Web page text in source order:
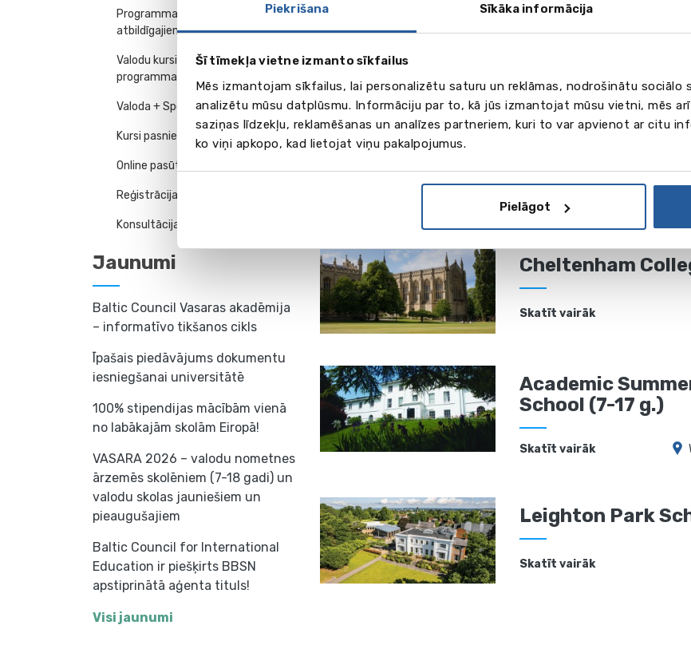
Piekrišana Sīkāka informācija
Šī tīmekļa vietne izmanto sīkfailus
Mēs izmantojam sīkfailus, lai personalizētu saturu un reklāmas, nodrošinātu sociālo
analizētu mūsu datplūsmu. Informāciju par to, kā jūs izmantojat mūsu vietni, mēs
saziņas līdzekļu, reklamēšanas un analīzes partneriem, kuri to var apvienot ar citu
ko viņi apkopo, kad lietojat viņu pakalpojumus.
Pielāgot
Programmas vadītājiem un
atbildīgajiem darbiniekiem
Valodu kursi - ģimenes
programmas
Valoda + Sports
Kursi pasniedzēja mājās
Online pasūtījums
Reģistrācija konsultācijai
Konsultācija 2026
Jaunumi
Baltic Council Vasaras akadēmija
– informatīvo tikšanos cikls
Īpašais piedāvājums dokumentu
iesniegšanai universitātē
100% stipendijas mācībām vienā
no labākajām skolām Eiropā!
VASARA 2026 – valodu nometnes
ārzemēs skolēniem (7-18 gadi) un
valodu skolas jauniešiem un
pieaugušajiem
Baltic Council for International
Education ir piešķirts BBSN
apstiprinātā aģenta tituls!
Visi jaunumi
Eastbourne
Bishop's
Cheltenham
Skatīt vairāk
Academic
School (7-17 g.)
Skatīt vairāk
Leighton Park
Skatīt vairāk